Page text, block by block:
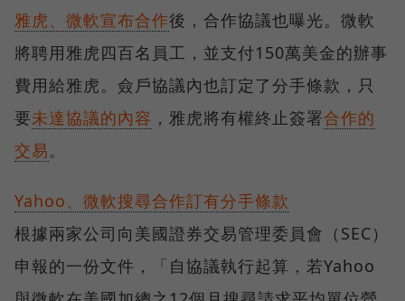
雅虎、微軟宣布合作後，合作協議也曝光。微軟
將聘用雅虎四百名員工，並支付150萬美金的辦事
費用給雅虎。僉戶協議內也訂定了分手條款，只
要未達協議的內容 ，雅虎將有權終止簽署合作的
交易。
Yahoo、微軟搜尋合作訂有分手條款
根據兩家公司向美國證券交易管理委員會（SEC）
申報的一份文件，「自協議執行起算，若Yahoo